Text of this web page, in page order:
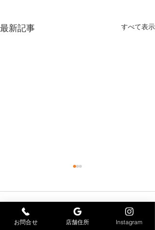
最新記事 すべて表示
感染症対策
コメント
お問合せ 店舗住所 Instagram